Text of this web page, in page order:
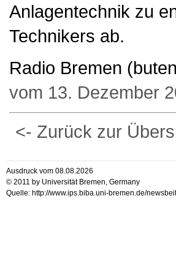
Anlagentechnik zu
Technikers ab.
Radio Bremen
vom 13. Dezember
<- Zurück zur
Ausdruck vom 08.08.2026
© 2011 by Universität Bremen, Germany
Quelle: http://www.ips.biba.uni-bremen.de/